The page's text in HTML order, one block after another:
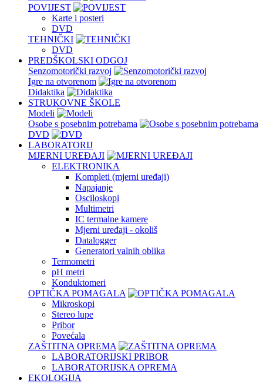
POVIJEST
Karte i posteri
DVD
TEHNIČKI
DVD
PREDŠKOLSKI ODGOJ
Senzomotorički razvoj
Igre na otvorenom
Didaktika
STRUKOVNE ŠKOLE
Modeli
Osobe s posebnim potrebama
DVD
LABORATORIJ
MJERNI UREĐAJI
ELEKTRONIKA
Kompleti (mjerni uređaji)
Napajanje
Osciloskopi
Multimetri
IC termalne kamere
Mjerni uređaji - okoliš
Datalogger
Generatori valnih oblika
Termometri
pH metri
Konduktomeri
OPTIČKA POMAGALA
Mikroskopi
Stereo lupe
Pribor
Povećala
ZAŠTITNA OPREMA
LABORATORIJSKI PRIBOR
LABORATORIJSKA OPREMA
EKOLOGIJA